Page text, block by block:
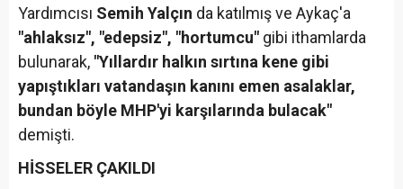
Yardımcısı Semih Yalçın da katılmış ve Aykaç'a
"ahlaksız", "edepsiz", "hortumcu" gibi ithamlarda
bulunarak, "Yıllardır halkın sırtına kene gibi
yapıştıkları vatandaşın kanını emen asalaklar,
bundan böyle MHP'yi karşılarında bulacak"
demişti.
HİSSELER ÇAKILDI